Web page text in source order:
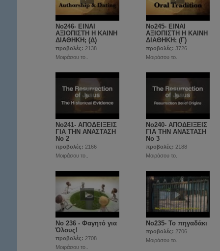
No246- ΕΙΝΑΙ
ΑΞΙΟΠΙΣΤΗ Η ΚΑΙΝΗ
ΔΙΑΘΗΚΗ; (Δ)
προβολές: 2138
Μοιράσου το..
No245- ΕΙΝΑΙ
ΑΞΙΟΠΙΣΤΗ Η ΚΑΙΝΗ
ΔΙΑΘΗΚΗ; (Γ)
προβολές: 3726
Μοιράσου το..
No241- ΑΠΟΔΕΙΞΕΙΣ
ΓΙΑ ΤΗΝ ΑΝΑΣΤΑΣΗ
Νο 2
προβολές: 2166
Μοιράσου το..
No240- ΑΠΟΔΕΙΞΕΙΣ
ΓΙΑ ΤΗΝ ΑΝΑΣΤΑΣΗ
Νο 3
προβολές: 2188
Μοιράσου το..
Νο 236 - Φαγητό για
Όλους!
προβολές: 2708
Μοιράσου το..
Nο235- Το πηγαδάκι
προβολές: 2706
Μοιράσου το..